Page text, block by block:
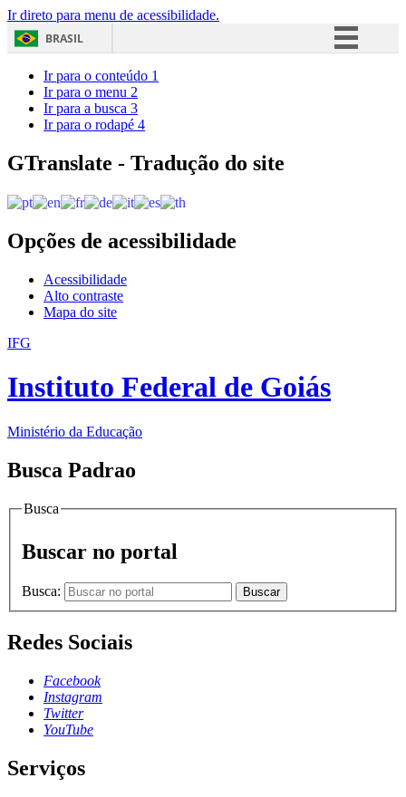
Ir direto para menu de acessibilidade.
BRASIL
Acesso à informação
Ir para o conteúdo 1
Ir para o menu 2
Ir para a busca 3
Ir para o rodapé 4
GTranslate - Tradução do site
Opções de acessibilidade
Acessibilidade
Alto contraste
Mapa do site
IFG
Instituto Federal de Goiás
Ministério da Educação
Busca Padrao
Busca
Buscar no portal
Busca: Buscar
Redes Sociais
Facebook
Instagram
Twitter
YouTube
Serviços